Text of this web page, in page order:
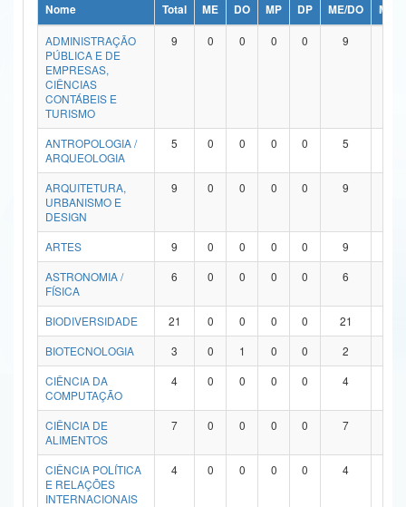
Ministério da Ciência, Tecnologia, Inovações e Comunicações
Ministério do Meio Ambiente
Ministério do Turismo
Ministério do Desenvolvimento Regional
Controladoria-Geral da União
Ministério da Mulher, da Família e dos Direitos Humanos
Secretaria de Governo
Advocacia-Geral da União
Banco Central do Brasil
Nome Total ME DO MP DP ME/DO
MP/
ADMINISTRAÇÃO
PÚBLICA E DE
EMPRESAS,
CIÊNCIAS
CONTÁBEIS E
TURISMO
9 0 0 0 0 9
ANTROPOLOGIA /
ARQUEOLOGIA
5 0 0 0 0 5
ARQUITETURA,
URBANISMO E
DESIGN
9 0 0 0 0 9
ARTES 9 0 0 0 0 9
ASTRONOMIA /
FÍSICA
6 0 0 0 0 6
BIODIVERSIDADE 21 0 0 0 0 21
BIOTECNOLOGIA
3 0 1 0 0 2
CIÊNCIA DA
COMPUTAÇÃO
4 0 0 0 0 4
CIÊNCIA DE
ALIMENTOS
7 0 0 0 0 7
CIÊNCIA POLÍTICA
E RELAÇÕES
INTERNACIONAIS
4 0 0 0 0 4